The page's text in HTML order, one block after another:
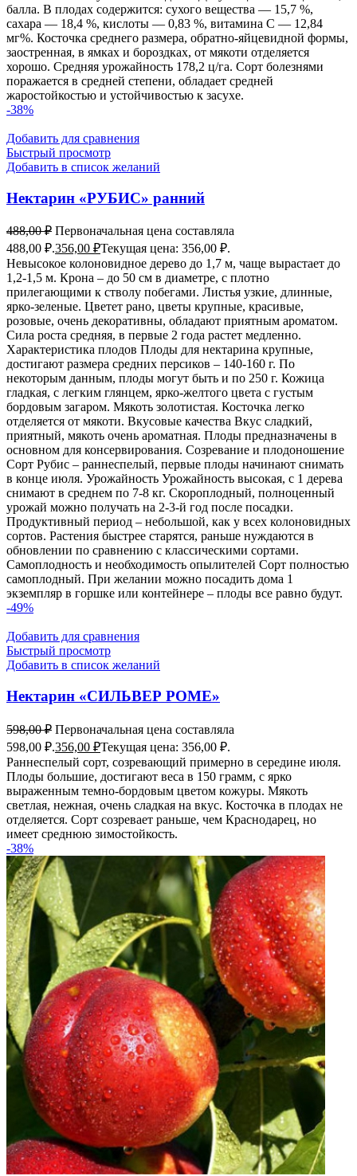
балла. В плодах содержится: сухого вещества — 15,7 %,
сахара — 18,4 %, кислоты — 0,83 %, витамина С — 12,84
мг%. Косточка среднего размера, обратно-яйцевидной формы,
заостренная, в ямках и бороздках, от мякоти отделяется
хорошо. Средняя урожайность 178,2 ц/га. Сорт болезнями
поражается в средней степени, обладает средней
жаростойкостью и устойчивостью к засухе.
-38%
Добавить для сравнения
Быстрый просмотр
Добавить в список желаний
Нектарин «РУБИС» ранний
488,00₽ Первоначальная цена составляла
488,00 ₽.356,00 ₽Текущая цена: 356,00 ₽.
Невысокое колоновидное дерево до 1,7 м, чаще вырастает до
1,2-1,5 м. Крона – до 50 см в диаметре, с плотно
прилегающими к стволу побегами. Листья узкие, длинные,
ярко-зеленые. Цветет рано, цветы крупные, красивые,
розовые, очень декоративны, обладают приятным ароматом.
Сила роста средняя, в первые 2 года растет медленно.
Характеристика плодов Плоды для нектарина крупные,
достигают размера средних персиков – 140-160 г. По
некоторым данным, плоды могут быть и по 250 г. Кожица
гладкая, с легким глянцем, ярко-желтого цвета с густым
бордовым загаром. Мякоть золотистая. Косточка легко
отделяется от мякоти. Вкусовые качества Вкус сладкий,
приятный, мякоть очень ароматная. Плоды предназначены в
основном для консервирования. Созревание и плодоношение
Сорт Рубис – раннеспелый, первые плоды начинают снимать
в конце июля. Урожайность Урожайность высокая, с 1 дерева
снимают в среднем по 7-8 кг. Скороплодный, полноценный
урожай можно получать на 2-3-й год после посадки.
Продуктивный период – небольшой, как у всех колоновидных
сортов. Растения быстрее старятся, раньше нуждаются в
обновлении по сравнению с классическими сортами.
Самоплодность и необходимость опылителей Сорт полностью
самоплодный. При желании можно посадить дома 1
экземпляр в горшке или контейнере – плоды все равно будут.
-49%
Добавить для сравнения
Быстрый просмотр
Добавить в список желаний
Нектарин «СИЛЬВЕР РОМЕ»
598,00₽ Первоначальная цена составляла
598,00 ₽.356,00 ₽Текущая цена: 356,00 ₽.
Раннеспелый сорт, созревающий примерно в середине июля.
Плоды большие, достигают веса в 150 грамм, с ярко
выраженным темно-бордовым цветом кожуры. Мякоть
светлая, нежная, очень сладкая на вкус. Косточка в плодах не
отделяется. Сорт созревает раньше, чем Краснодарец, но
имеет среднюю зимостойкость.
-38%